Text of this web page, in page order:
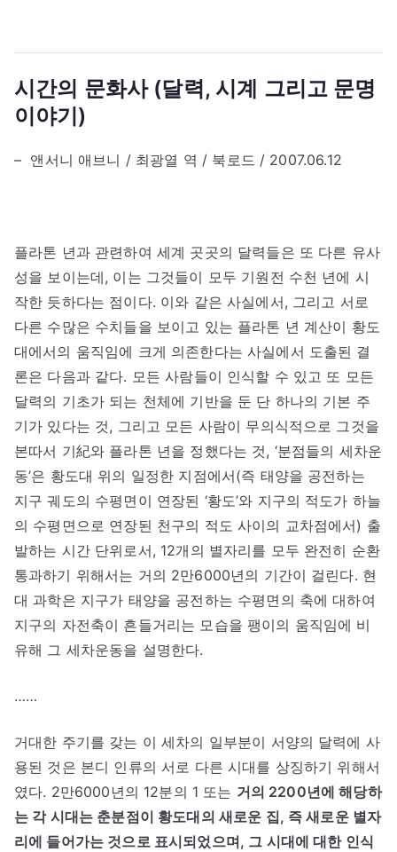
시간의 문화사 (달력, 시계 그리고 문명
이야기)
– 앤서니 애브니 / 최광열 역 / 북로드 / 2007.06.12
플라톤 년과 관련하여 세계 곳곳의 달력들은 또 다른 유사
성을 보이는데, 이는 그것들이 모두 기원전 수천 년에 시
작한 듯하다는 점이다. 이와 같은 사실에서, 그리고 서로
다른 수많은 수치들을 보이고 있는 플라톤 년 계산이 황도
대에서의 움직임에 크게 의존한다는 사실에서 도출된 결
론은 다음과 같다. 모든 사람들이 인식할 수 있고 또 모든
달력의 기초가 되는 천체에 기반을 둔 단 하나의 기본 주
기가 있다는 것, 그리고 모든 사람이 무의식적으로 그것을
본따서 기紀와 플라톤 년을 정했다는 것, ‘분점들의 세차운
동’은 황도대 위의 일정한 지점에서(즉 태양을 공전하는
지구 궤도의 수평면이 연장된 ‘황도’와 지구의 적도가 하늘
의 수평면으로 연장된 천구의 적도 사이의 교차점에서) 출
발하는 시간 단위로서, 12개의 별자리를 모두 완전히 순환
통과하기 위해서는 거의 2만6000년의 기간이 걸린다. 현
대 과학은 지구가 태양을 공전하는 수평면의 축에 대하여
지구의 자전축이 흔들거리는 모습을 팽이의 움직임에 비
유해 그 세차운동을 설명한다.
……
거대한 주기를 갖는 이 세차의 일부분이 서양의 달력에 사
용된 것은 본디 인류의 서로 다른 시대를 상징하기 위해서
였다. 2만6000년의 12분의 1 또는 거의 2200년에 해당하
는 각 시대는 춘분점이 황도대의 새로운 집, 즉 새로운 별자
리에 들어가는 것으로 표시되었으며, 그 시대에 대한 인식